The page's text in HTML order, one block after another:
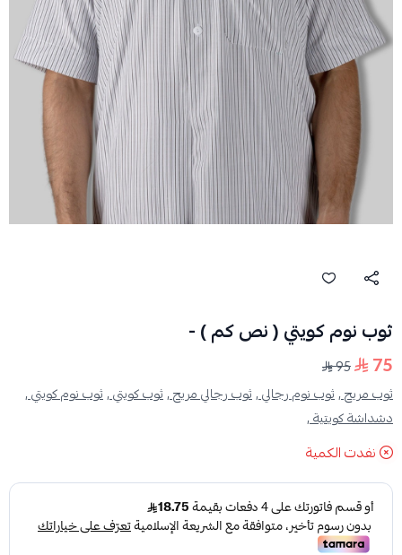
ثوب نوم كويتي ( نص كم ) -
75
95
ثوب مريح ,ثوب نوم رجالي ,ثوب رجالي مريح ,ثوب كويتي ,ثوب نوم كويتي ,
دشداشة كويتية ,
نفدت الكمية